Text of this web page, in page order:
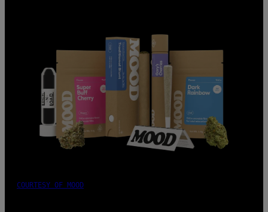
COURTESY OF MOOD